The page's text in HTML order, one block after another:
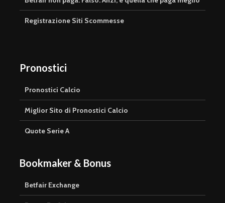
Registrazione Siti Scommesse
Pronostici
Pronostici Calcio
Miglior Sito di Pronostici Calcio
Quote Serie A
Bookmaker & Bonus
Betfair Exchange